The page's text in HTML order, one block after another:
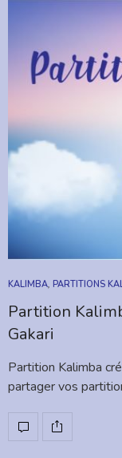
KALIMBA, PARTITIONS
Partition
Gakari
Partition Kalimba
partager vos